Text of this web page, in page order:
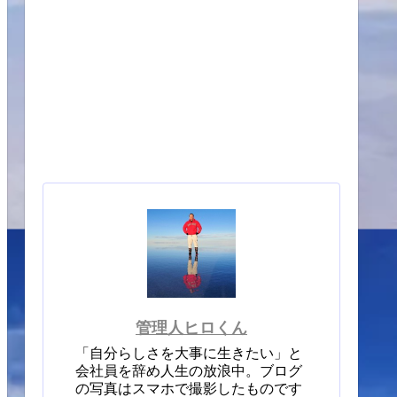
管理人ヒロくん
「自分らしさを大事に生きたい」と
会社員を辞め人生の放浪中。ブログ
の写真はスマホで撮影したものです